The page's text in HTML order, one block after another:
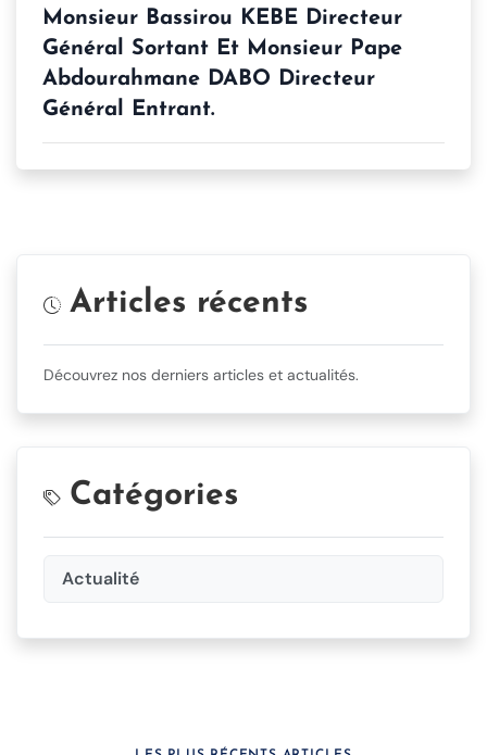
Monsieur Bassirou KEBE Directeur
Général Sortant Et Monsieur Pape
Abdourahmane DABO Directeur
Général Entrant.
Articles récents
Découvrez nos derniers articles et actualités.
Catégories
Actualité